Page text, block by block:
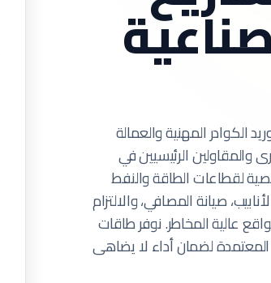
الكوادر المهنية والعمالة
والمقاولين الرئيسيين في
لقطاعات الطاقة والنفط
صيانة المصافي، والالتزام
عالية المخاطر.نوفر طاقات
المعتمدة لضمان أداء لا يضاهى